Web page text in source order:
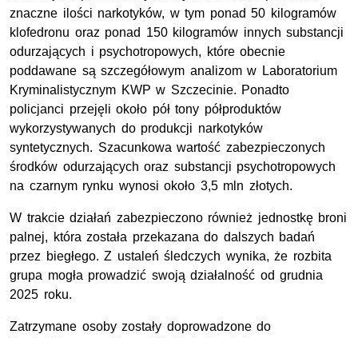
znaczne ilości narkotyków, w tym ponad 50 kilogramów
klofedronu oraz ponad 150 kilogramów innych substancji
odurzających i psychotropowych, które obecnie
poddawane są szczegółowym analizom w Laboratorium
Kryminalistycznym KWP w Szczecinie. Ponadto
policjanci przejęli około pół tony półproduktów
wykorzystywanych do produkcji narkotyków
syntetycznych. Szacunkowa wartość zabezpieczonych
środków odurzających oraz substancji psychotropowych
na czarnym rynku wynosi około 3,5 mln złotych.
W trakcie działań zabezpieczono również jednostkę broni
palnej, która została przekazana do dalszych badań
przez biegłego. Z ustaleń śledczych wynika, że rozbita
grupa mogła prowadzić swoją działalność od grudnia
2025 roku.
Zatrzymane osoby zostały doprowadzone do